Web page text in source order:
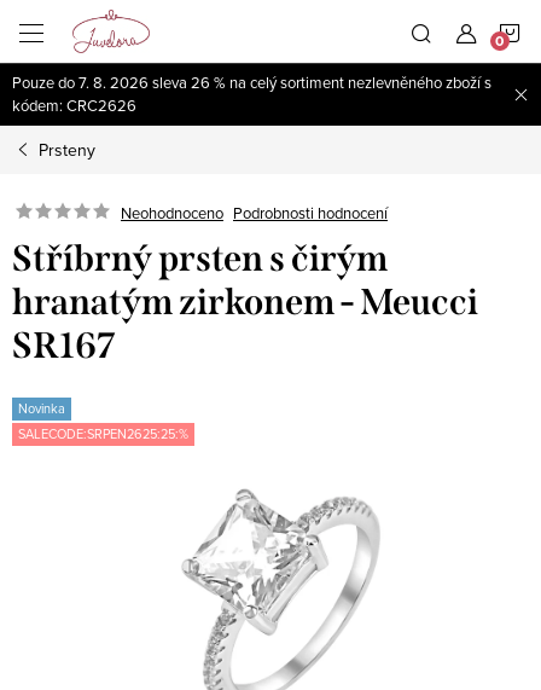
obsah
Pouze do 7. 8. 2026 sleva 26 % na celý sortiment nezlevněného zboží s
kódem: CRC2626
Prsteny
Neohodnoceno Podrobnosti hodnocení
Stříbrný prsten s čirým
hranatým zirkonem - Meucci
SR167
Novinka
SALECODE:SRPEN2625:25:%